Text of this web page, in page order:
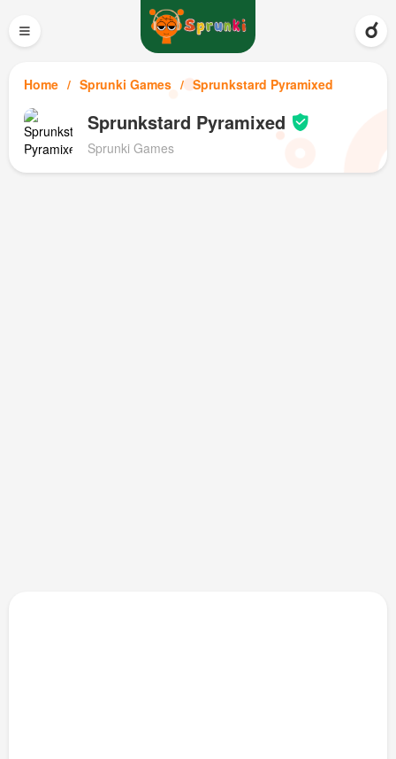
≡
Home Sprunki Games Sprunkstard Pyramixed
Sprunkstard Pyramixed
Sprunki Games